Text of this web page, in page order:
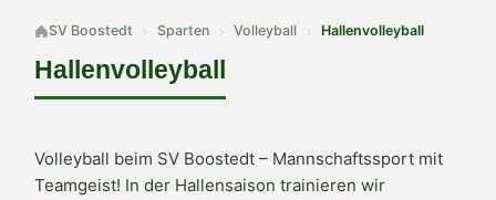
SV Boostedt Sparten Volleyball Hallenvolleyball
Hallenvolleyball
Volleyball beim SV Boostedt – Mannschaftssport mit
Teamgeist! In der Hallensaison trainieren wir